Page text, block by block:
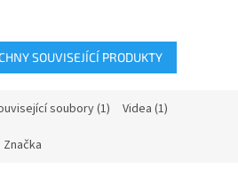
SOUVISEJÍCÍ PRODUKTY
soubory (1) Videa (1)
Značka